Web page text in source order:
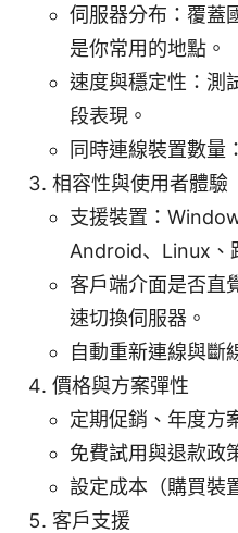
伺服器分布：覆蓋
是你常用的地點。
速度與穩定性：測
段表現。
同時連線裝置數量
相容性與使用者體驗
支援裝置：
Android、Linux、
客戶端介面是否直
速切換伺服器。
自動重新連線與斷
價格與方案彈性
定期促銷、年度方
免費試用與退款政
設定成本（購買裝
客戶支援